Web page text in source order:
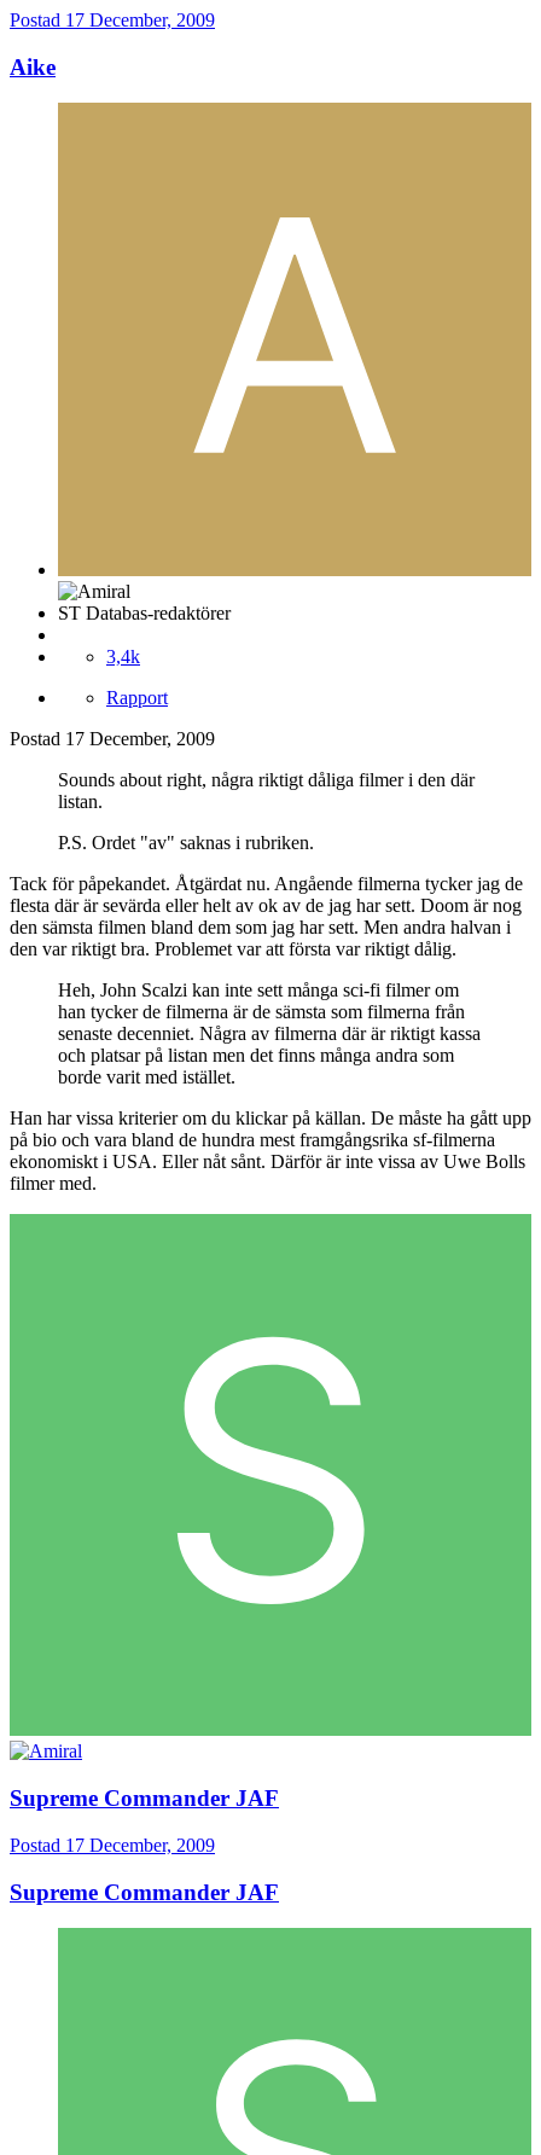
Postad 17 December, 2009
Aike
ST Databas-redaktörer
3,4k
Rapport
Postad 17 December, 2009
Sounds about right, några riktigt dåliga filmer i den där
listan.
P.S. Ordet "av" saknas i rubriken.
Tack för påpekandet. Åtgärdat nu. Angående filmerna tycker jag de
flesta där är sevärda eller helt av ok av de jag har sett. Doom är nog
den sämsta filmen bland dem som jag har sett. Men andra halvan i
den var riktigt bra. Problemet var att första var riktigt dålig.
Heh, John Scalzi kan inte sett många sci-fi filmer om
han tycker de filmerna är de sämsta som filmerna från
senaste decenniet. Några av filmerna där är riktigt kassa
och platsar på listan men det finns många andra som
borde varit med istället.
Han har vissa kriterier om du klickar på källan. De måste ha gått upp
på bio och vara bland de hundra mest framgångsrika sf-filmerna
ekonomiskt i USA. Eller nåt sånt. Därför är inte vissa av Uwe Bolls
filmer med.
Supreme Commander JAF
Postad 17 December, 2009
Supreme Commander JAF